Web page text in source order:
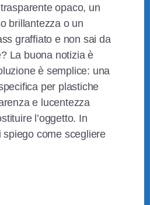
opaco, un
brillantezza o un
graffiato e non sai da
La buona notizia è
è semplice: una
per plastiche
e lucentezza
l’oggetto. In
spiego come scegliere